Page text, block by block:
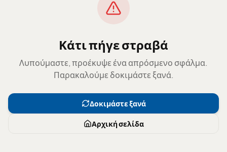
Κάτι πήγε στραβά
Λυπούμαστε, προέκυψε ένα απρόσμενο σφάλμα.
Παρακαλούμε δοκιμάστε ξανά.
Δοκιμάστε ξανά
Αρχική σελίδα